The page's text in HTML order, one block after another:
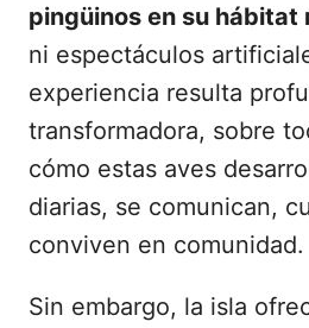
pingüinos en su hábitat
ni espectáculos
experiencia resulta
transformadora, sobre
cómo estas aves
diarias, se comunican,
conviven en comunidad.
Sin embargo, la isla